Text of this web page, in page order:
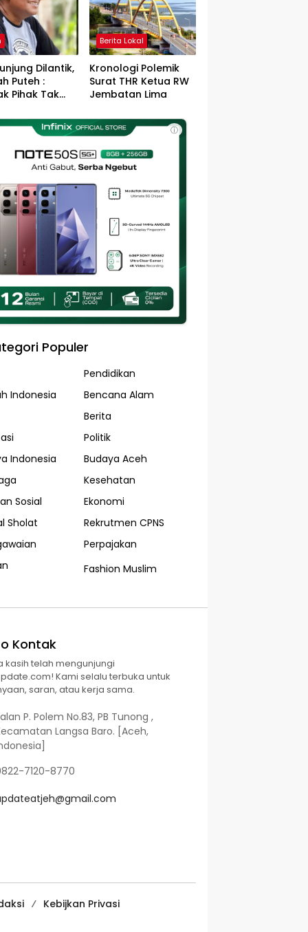
Dilantik,
Puteh :
Pihak Tak
Kota
Berita Lokal
Kronologi Polemik
Surat THR Ketua RW
Jembatan Lima
ⓘ
Populer
Pendidikan
Indonesia
Bencana Alam
Berita
Politik
Indonesia
Budaya Aceh
Kesehatan
Sosial
Ekonomi
Sholat
Rekrutmen CPNS
Perpajakan
Fashion Muslim
Kontak
kasih telah mengunjungi
Kami selalu terbuka untuk
saran, atau kerja sama.
P. Polem No.83, PB Tunong ,
Langsa Baro. [Aceh,
7120-8770
Kebijkan Privasi